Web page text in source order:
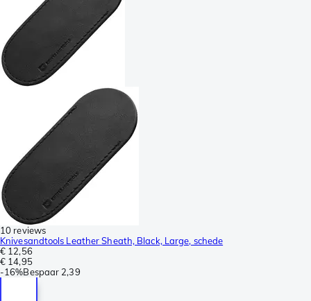
10 reviews
Knivesandtools Leather Sheath, Black, Large, schede
€ 12,56
€ 14,95
-16%Bespaar 2,39